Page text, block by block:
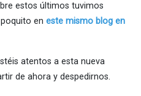
estos últimos tuvimos
en este mismo blog en
atentos a esta nueva
de ahora y despedirnos.